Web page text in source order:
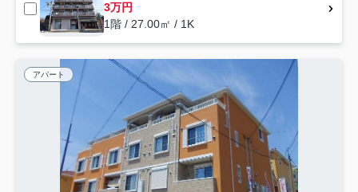
3万円
1階 / 27.00㎡ / 1K
アパート